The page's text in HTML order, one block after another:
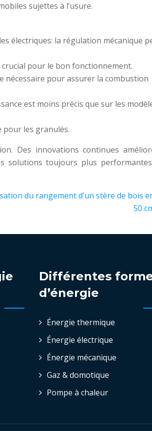
sujettes à l’usure.
électriques: la régulation mécanique
pour le bon fonctionnement.
pour assurer la combustion
est moins précis que sur les
pour les granulés.
Des innovations continues
solutions toujours plus
du rangement d’un stère de bois
50
Différentes
d’énergie
Énergie thermique
Énergie électrique
Énergie mécanique
Gaz & domotique
Pompe à chaleur